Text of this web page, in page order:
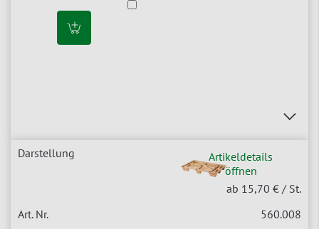
Artikeldetails
öffnen
ab 15,70 € / St.
560.008